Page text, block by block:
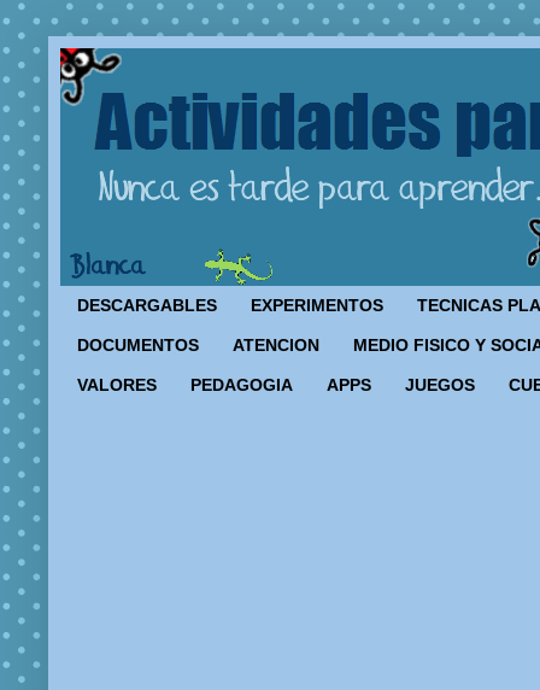
DESCARGABLES EXPERIMENTOS TECNICAS
DOCUMENTOS ATENCION MEDIO FISICO Y
VALORES PEDAGOGIA APPS JUEGOS